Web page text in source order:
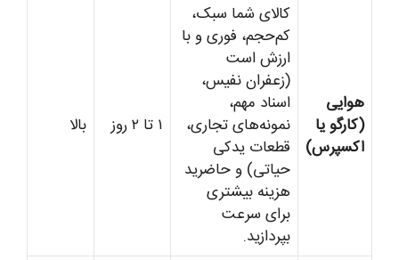
هوایی
(کارگو یا
اکسپرس)
کالای شما سبک،
کم‌حجم، فوری و با
ارزش است
(زعفران نفیس،
اسناد مهم،
نمونه‌های تجاری،
قطعات یدکی
حیاتی) و حاضرید
هزینه بیشتری
برای سرعت
بپردازید.
۱ تا ۲ روز بالا